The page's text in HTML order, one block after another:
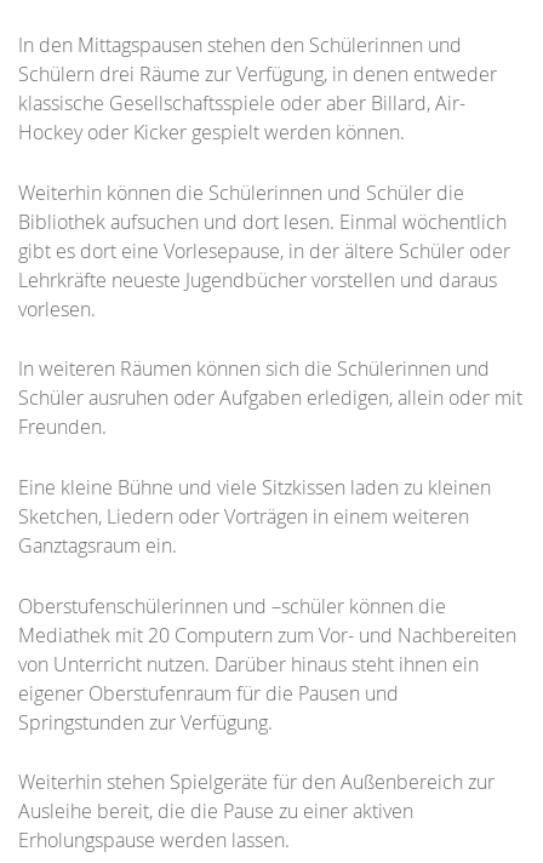
In den Mittagspausen stehen den Schülerinnen und
Schülern drei Räume zur Verfügung, in denen entweder
klassische Gesellschaftsspiele oder aber Billard, Air-
Hockey oder Kicker gespielt werden können.
Weiterhin können die Schülerinnen und Schüler die
Bibliothek aufsuchen und dort lesen. Einmal wöchentlich
gibt es dort eine Vorlesepause, in der ältere Schüler oder
Lehrkräfte neueste Jugendbücher vorstellen und daraus
vorlesen.
In weiteren Räumen können sich die Schülerinnen und
Schüler ausruhen oder Aufgaben erledigen, allein oder mit
Freunden.
Eine kleine Bühne und viele Sitzkissen laden zu kleinen
Sketchen, Liedern oder Vorträgen in einem weiteren
Ganztagsraum ein.
Oberstufenschülerinnen und –schüler können die
Mediathek mit 20 Computern zum Vor- und Nachbereiten
von Unterricht nutzen. Darüber hinaus steht ihnen ein
eigener Oberstufenraum für die Pausen und
Springstunden zur Verfügung.
Weiterhin stehen Spielgeräte für den Außenbereich zur
Ausleihe bereit, die die Pause zu einer aktiven
Erholungspause werden lassen.